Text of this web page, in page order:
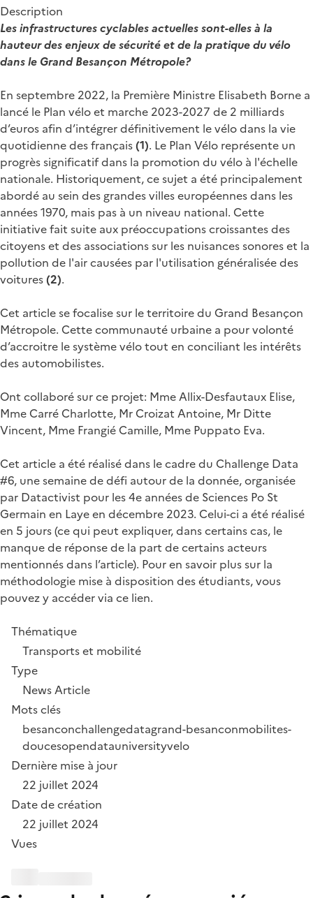
Description
Les infrastructures cyclables actuelles sont-elles à la
hauteur des enjeux de sécurité et de la pratique du vélo
dans le Grand Besançon Métropole?
En septembre 2022, la Première Ministre Elisabeth Borne a
lancé le Plan vélo et marche 2023-2027 de 2 milliards
d’euros afin d’intégrer définitivement le vélo dans la vie
quotidienne des français(1). Le Plan Vélo représente un
progrès significatif dans la promotion du vélo à l'échelle
nationale. Historiquement, ce sujet a été principalement
abordé au sein des grandes villes européennes dans les
années 1970, mais pas à un niveau national. Cette
initiative fait suite aux préoccupations croissantes des
citoyens et des associations sur les nuisances sonores et la
pollution de l'air causées par l'utilisation généralisée des
voitures(2).
Cet article se focalise sur le territoire du Grand Besançon
Métropole. Cette communauté urbaine a pour volonté
d’accroitre le système vélo tout en conciliant les intérêts
des automobilistes.
Ont collaboré sur ce projet: Mme Allix-Desfautaux Elise,
Mme Carré Charlotte, Mr Croizat Antoine, Mr Ditte
Vincent, Mme Frangié Camille, Mme Puppato Eva.
Cet article a été réalisé dans le cadre du Challenge Data
#6, une semaine de défi autour de la donnée, organisée
par Datactivist pour les 4e années de Sciences Po St
Germain en Laye en décembre 2023. Celui-ci a été réalisé
en 5 jours (ce qui peut expliquer, dans certains cas, le
manque de réponse de la part de certains acteurs
mentionnés dans l’article). Pour en savoir plus sur la
méthodologie mise à disposition des étudiants, vous
pouvez y accéder via ce lien.
Thématique
Transports et mobilité
Type
News Article
Mots clés
besanconchallengedatagrand-besanconmobilites-
doucesopendatauniversityvelo
Dernière mise à jour
22 juillet 2024
Date de création
22 juillet 2024
Vues